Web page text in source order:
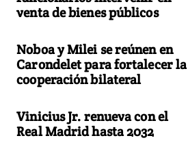
venta de bienes públicos
Noboa y Milei se reúnen en
Carondelet para fortalecer la
cooperación bilateral
Vinicius Jr. renueva con el
Real Madrid hasta 2032